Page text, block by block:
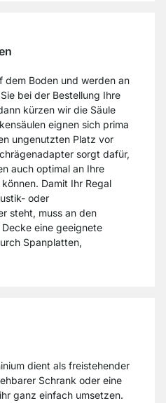
dem Boden und werden an
bei der Bestellung Ihre
kürzen wir die Säule
eignen sich prima
ungenutzten Platz vor
sorgt dafür,
auch optimal an Ihre
Damit Ihr Regal
oder
steht, muss an den
eine geeignete
Spanplatten,
dient als freistehender
Schrank oder eine
ganz einfach umsetzen.